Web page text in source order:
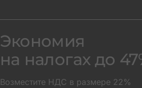
Экономия
на налогах до
Возместите НДС в размере 22%